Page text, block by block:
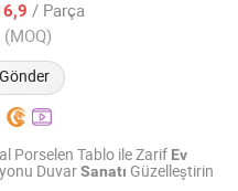
/ Parça
(MOQ)
2026
Porselen Tablo ile Zarif Ev
DuvarSanatı Güzelleştirin
Co., Ltd.